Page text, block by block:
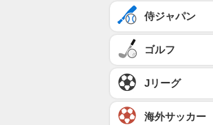
侍ジャパン
ゴルフ
Jリーグ
海外サッカー